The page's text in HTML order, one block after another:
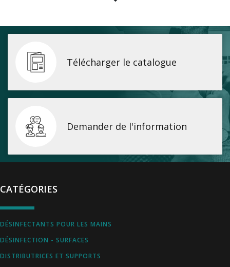
Télécharger le catalogue
Demander de l'information
CATÉGORIES
DÉSINFECTANTS POUR LES MAINS
DÉSINFECTION - SURFACES
DISTRIBUTRICES ET SUPPORTS